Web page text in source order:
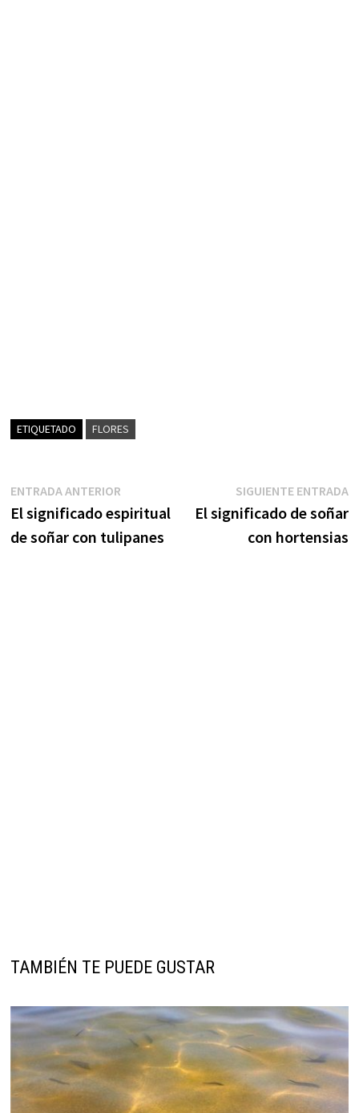
ETIQUETADO FLORES
Navegación
de
ENTRADA ANTERIOREntrada
anterior:
El significado espiritual
de soñar con tulipanes
SIGUIENTE ENTRADA
El significado de soñar
con hortensias
TAMBIÉN TE PUEDE GUSTAR